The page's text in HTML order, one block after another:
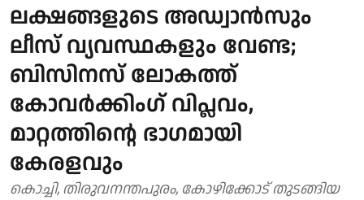
ലക്ഷങ്ങളുടെ അഡ്വാന്‍സും
ലീസ് വ്യവസ്ഥകളും വേണ്ട;
ബിസിനസ് ലോകത്ത്
കോവര്‍ക്കിംഗ് വിപ്ലവം,
മാറ്റത്തിന്റെ ഭാഗമായി
കേരളവും
കൊച്ചി, തിരുവനന്തപുരം, കോഴിക്കോട് തുടങ്ങിയ